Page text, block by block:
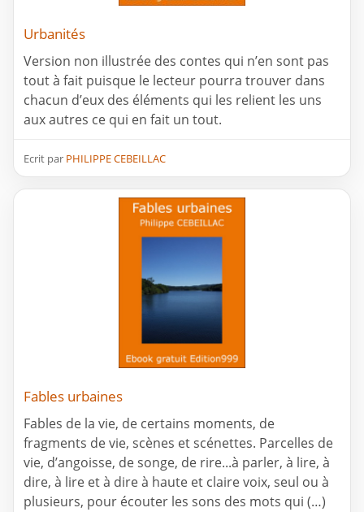
Urbanités
Version non illustrée des contes qui n’en sont pas
tout à fait puisque le lecteur pourra trouver dans
chacun d’eux des éléments qui les relient les uns
aux autres ce qui en fait un tout.
Ecrit par PHILIPPE CEBEILLAC
Fables urbaines
Fables de la vie, de certains moments, de
fragments de vie, scènes et scénettes. Parcelles de
vie, d’angoisse, de songe, de rire...à parler, à lire, à
dire, à lire et à dire à haute et claire voix, seul ou à
plusieurs, pour écouter les sons des mots qui (…)